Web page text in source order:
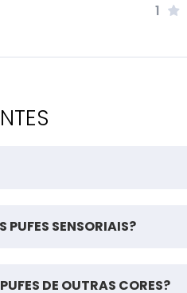
1
PUFES SENSORIAIS?
DE OUTRAS CORES?